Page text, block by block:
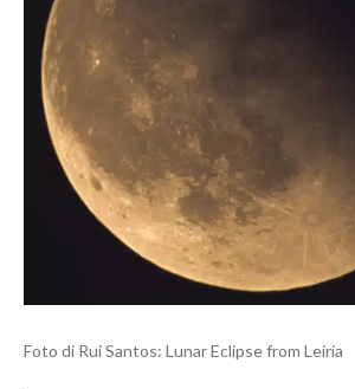
Foto di Rui Santos: Lunar Eclipse from Leiria